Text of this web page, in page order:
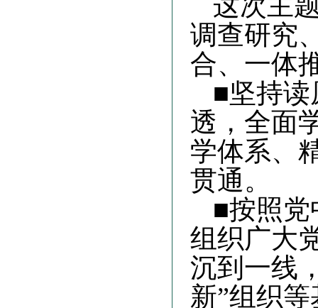
调查研究
合、一体
■坚持读
透，全面
学体系、
贯通。
■按照党
组织广大
沉到一线
新”组织